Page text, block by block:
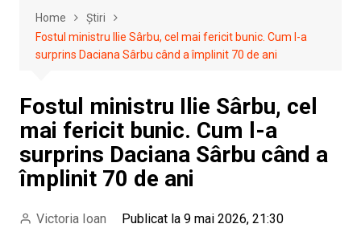
Home
Știri
Fostul ministru Ilie Sârbu, cel mai fericit bunic. Cum l-a
surprins Daciana Sârbu când a împlinit 70 de ani
Fostul ministru Ilie Sârbu, cel
mai fericit bunic. Cum l-a
surprins Daciana Sârbu când a
împlinit 70 de ani
Victoria Ioan Publicat la 9 mai 2026, 21:30